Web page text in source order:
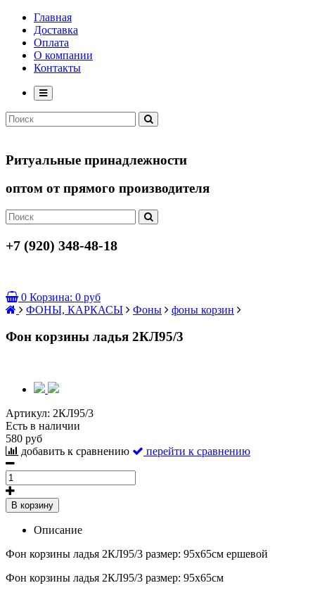
Главная
Доставка
Оплата
О компании
Контакты
Ритуальные принадлежности
оптом от прямого производителя
+7 (920) 348-48-18
0 Корзина: 0 руб
ФОНЫ, КАРКАСЫ
Фоны фоны корзин
Фон корзины ладья 2КЛ95/3
Артикул: 2КЛ95/3
Есть в наличии
580 руб
добавить к сравнению
перейти к сравнению
В корзину
Описание
Фон корзины ладья 2КЛ95/3 размер: 95х65см ершевой
Фон корзины ладья 2КЛ95/3 размер: 95х65см